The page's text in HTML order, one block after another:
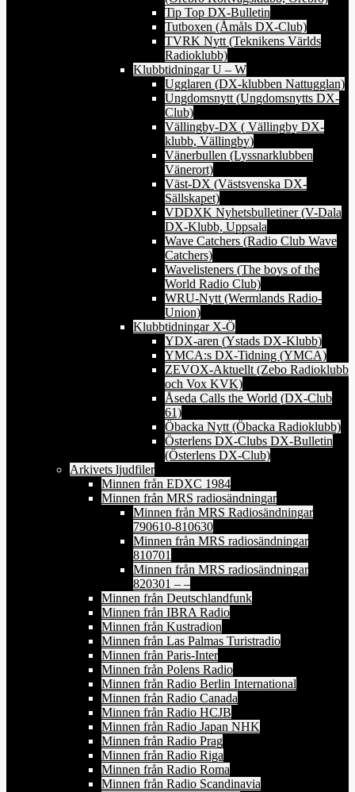
Tip Top DX-Bulletin
Tutboxen (Åmåls DX-Club)
TVRK Nytt (Teknikens Världs
Radioklubb)
Klubbtidningar U – W
Ugglaren (DX-klubben Nattugglan)
Ungdomsnytt (Ungdomsnytts DX-
Club)
Vällingby-DX ( Vällingby DX-
klubb, Vällingby)
Vänerbullen (Lyssnarklubben
Vänerort)
Väst-DX (Västsvenska DX-
Sällskapet)
VDDXK Nyhetsbulletiner (V-Dala
DX-Klubb, Uppsala
Wave Catchers (Radio Club Wave
Catchers)
Wavelisteners (The boys of the
World Radio Club)
WRU-Nytt (Wermlands Radio-
Union)
Klubbtidningar X-Ö
YDX-aren (Ystads DX-Klubb)
YMCA:s DX-Tidning (YMCA)
ZEVOX-Aktuellt (Zebo Radioklubb
och Vox KVK)
Åseda Calls the World (DX-Club
61)
Öbacka Nytt (Öbacka Radioklubb)
Österlens DX-Clubs DX-Bulletin
(Österlens DX-Club)
Arkivets ljudfiler
Minnen från EDXC 1984
Minnen från MRS radiosändningar
Minnen från MRS Radiosändningar
790610-810630
Minnen från MRS radiosändningar
810701
Minnen från MRS radiosändningar
820301 – –
Minnen från Deutschlandfunk
Minnen från IBRA Radio
Minnen från Kustradion
Minnen från Las Palmas Turistradio
Minnen från Paris-Inter
Minnen från Polens Radio
Minnen från Radio Berlin International
Minnen från Radio Canada
Minnen från Radio HCJB
Minnen från Radio Japan NHK
Minnen från Radio Prag
Minnen från Radio Riga
Minnen från Radio Roma
Minnen från Radio Scandinavia